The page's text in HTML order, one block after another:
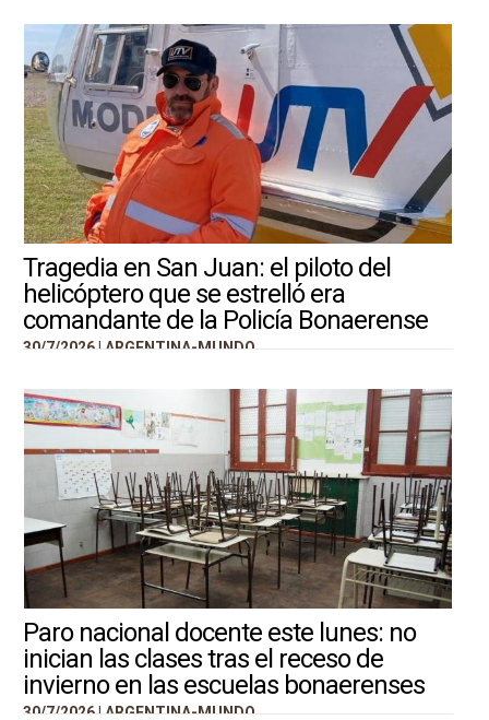
Tragedia en San Juan: el piloto del
helicóptero que se estrelló era
comandante de la Policía Bonaerense
30/7/2026 | ARGENTINA-MUNDO
Paro nacional docente este lunes: no
inician las clases tras el receso de
invierno en las escuelas bonaerenses
30/7/2026 | ARGENTINA-MUNDO